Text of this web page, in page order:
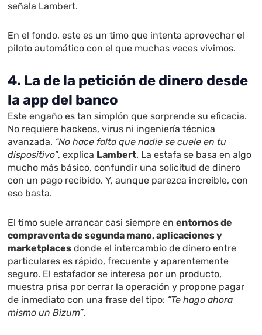
señala Lambert.
En el fondo, este es un timo que intenta aprovechar el
piloto automático con el que muchas veces vivimos.
4. La de la petición de dinero desde
la app del banco
Este engaño es tan simplón que sorprende su eficacia.
No requiere hackeos, virus ni ingeniería técnica
avanzada. “No hace falta que nadie se cuele en tu
dispositivo”, explica Lambert. La estafa se basa en algo
mucho más básico, confundir una solicitud de dinero
con un pago recibido. Y, aunque parezca increíble, con
eso basta.
El timo suele arrancar casi siempre enentornos de
compraventa de segunda mano, aplicaciones y
marketplaces donde el intercambio de dinero entre
particulares es rápido, frecuente y aparentemente
seguro. El estafador se interesa por un producto,
muestra prisa por cerrar la operación y propone pagar
de inmediato con una frase del tipo: “Te hago ahora
mismo un Bizum”.